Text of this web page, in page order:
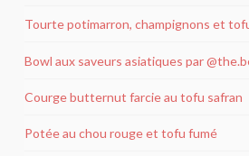
Tourte potimarron, champignons et
Bowl aux saveurs asiatiques par
Courge butternut farcie au tofu safran
Potée au chou rouge et tofu fumé